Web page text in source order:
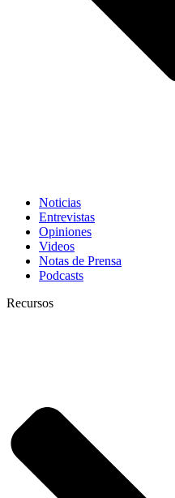
Noticias
Entrevistas
Opiniones
Videos
Notas de Prensa
Podcasts
Recursos